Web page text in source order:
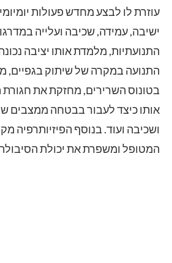
עוזרת לו לבצע מחדש פעולות
ישיבה, עמידה, שכיבה ועלייה
התנועתיות, מלמדת אותו יציבה
התנועה במקרה של שיתוק בגפיים,
בטונוס השרירים, מחזקת את
אותו כיצד לעבור בבטחה ממצבים
ושכיבה ועוד. בנוסף הפיזיותרפיה
המטופל ומשפרת את יכולת